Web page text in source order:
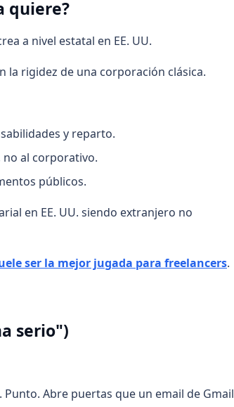
quiere?
a nivel estatal en EE. UU.
la rigidez de una corporación clásica.
y reparto.
no al corporativo.
públicos.
en EE. UU. siendo extranjero no
ser la mejor jugada para freelancers.
serio")
Abre puertas que un email de Gmail